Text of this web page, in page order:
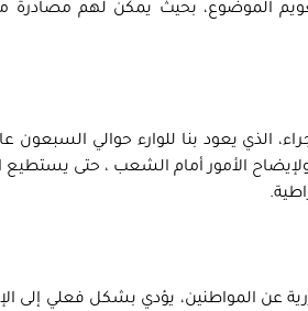
الموضوع، بحيث يمكن لهم مصادرة
الذي يعود بنا للوارء حوالي السبعون
الأمور أمام الشعب ، حتى يستطيع
عن المواطنين، يؤدي بشكل فعلي إلى